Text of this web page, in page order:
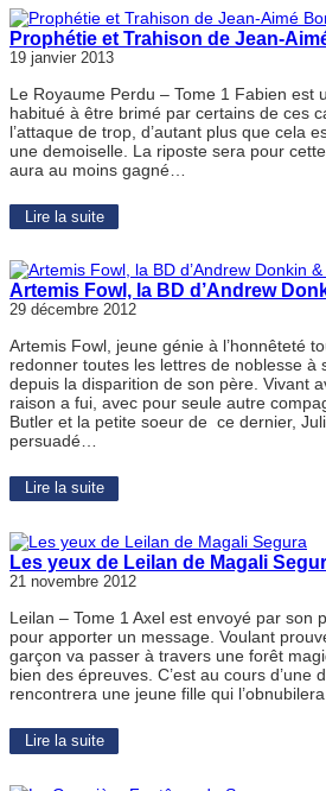
Prophétie et Trahison de Jean-
19 janvier 2013
Le Royaume Perdu – Tome 1 Fabien est
habitué à être brimé par certains de ces
l’attaque de trop, d’autant plus que cela
une demoiselle. La riposte sera pour
aura au moins gagné…
Lire la suite
Artemis Fowl, la BD d’Andrew
29 décembre 2012
Artemis Fowl, jeune génie à l’honnêteté
redonner toutes les lettres de noblesse à
depuis la disparition de son père. Vivant
raison a fui, avec pour seule autre
Butler et la petite soeur de ce dernier,
persuadé…
Lire la suite
Les yeux de Leilan de Magali
21 novembre 2012
Leilan – Tome 1 Axel est envoyé par son
pour apporter un message. Voulant
garçon va passer à travers une forêt
bien des épreuves. C’est au cours d’une
rencontrera une jeune fille qui
Lire la suite